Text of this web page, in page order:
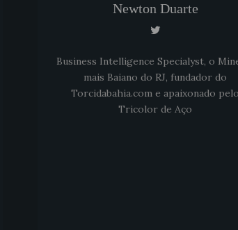
Newton Duarte
Business Intelligence Specialyst, o
mais Baiano do RJ, fundador do
Torcidabahia.com e apaixonado pelo
Tricolor de Aço